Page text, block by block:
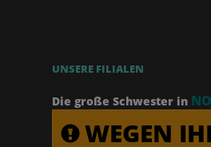
UNSERE FILIALEN
Die große Schwester in
WEGEN